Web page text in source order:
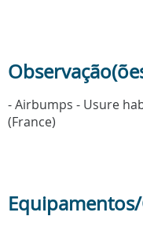
- Airbumps - Usure
(France)